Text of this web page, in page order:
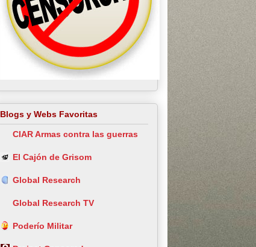
Blogs y Webs Favoritas
CIAR Armas contra las guerras
El Cajón de Grisom
Global Research
Global Research TV
Poderío Militar